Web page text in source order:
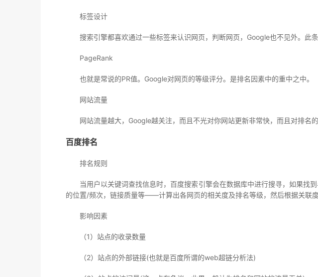
标签设计
搜索引擎都喜欢通过一些标签来认识网页，判断网页，Google也不见外。此条
PageRank
也就是常说的PR值。Google对网页的等级评分。是排名因素中的重中之中。
网站流量
网站流量越大，Google越关注，而且不光对你网站更新非常快，而且对排名的
百度排名
排名规则
当用户以关键词查找信息时，百度搜索引擎会在数据库中进行搜寻，如果找
的位置/频次，链接质量等——计算出各网页的相关度及排名等级，然后根据关联
影响因素
（1）站点的收录数量
（2）站点的外部链接(也就是百度所谓的web超链分析法)